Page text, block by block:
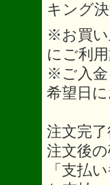
キング
※お買い
にご利
※ご入金
希望日
注文完
注文後
「支払